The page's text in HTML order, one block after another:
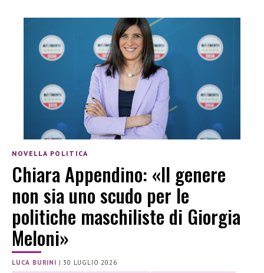
NOVELLA POLITICA
Chiara Appendino: «Il genere
non sia uno scudo per le
politiche maschiliste di Giorgia
Meloni»
LUCA BURINI |30 LUGLIO 2026